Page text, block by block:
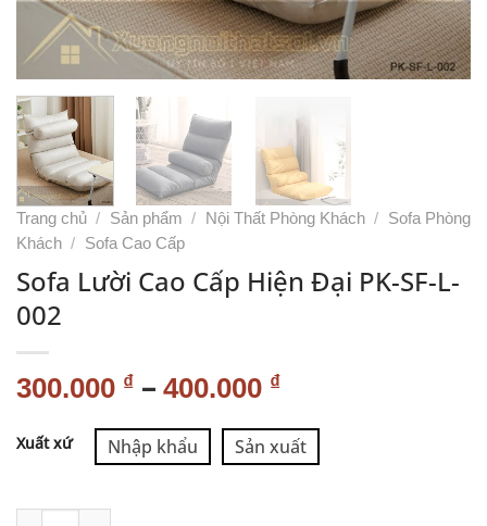
Trang chủ / Sản phẩm / Nội Thất Phòng Khách /
Sofa Phòng
Khách / Sofa Cao Cấp
Sofa Lười Cao Cấp Hiện Đại PK-SF-L-
002
300.000 ₫ – 400.000 ₫
Xuất xứ Nhập khẩu Sản xuất
Alternative: